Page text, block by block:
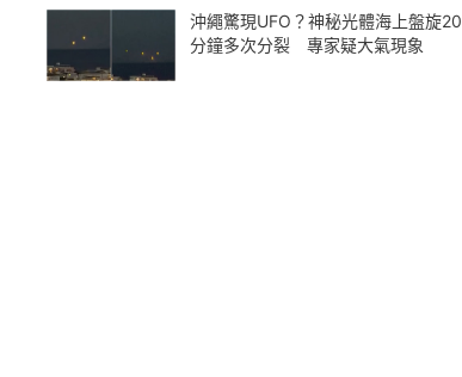
沖繩驚現UFO？神秘光體海上盤旋20
分鐘多次分裂 專家疑大氣現象